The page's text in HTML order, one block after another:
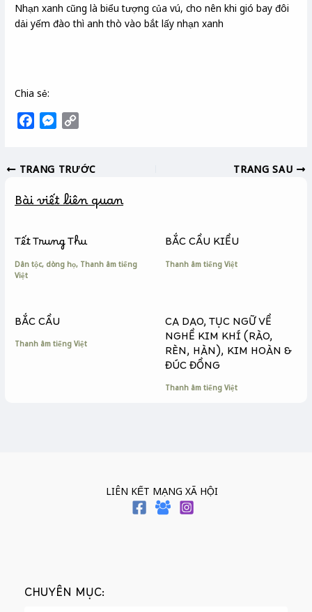
Nhạn xanh cũng là biểu tượng của vú, cho nên khi gió bay đôi
dải yếm đào thì anh thò vào bắt lấy nhạn xanh
Chia sẻ:
e
o
k
M
s
n
e
r
y
i
k
TRANG TRƯỚC TRANG SAU
Bài viết liên quan
Tết Trung Thu
Dân tộc, dòng họ, Thanh âm tiếng
Việt
BẮC CẦU KIỀU
Thanh âm tiếng Việt
BẮC CẦU
Thanh âm tiếng Việt
CA DAO, TỤC NGỮ VỀ
NGHỀ KIM KHÍ (RÀO,
RÈN, HÀN), KIM HOÀN &
ĐÚC ĐỒNG
Thanh âm tiếng Việt
LIÊN KẾT MẠNG XÃ HỘI
CHUYÊN MỤC: